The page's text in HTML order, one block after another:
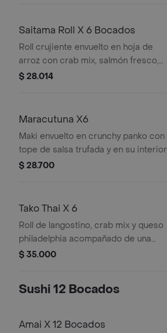
Saitama Roll X 6 Bocados
Roll crujiente envuelto en hoja de
arroz con crab mix, salmón fresco,
plátano maduro y queso philadelphia.
$ 28.014
Maracutuna X6
Maki envuelto en crunchy panko con
tope de salsa trufada y en su interior
espárragos, queso philadelphia,
$ 28.700
Tako Thai X 6
Roll de langostino, crab mix y queso
philadelphia acompañado de una
salsa tropical a base de mayonesa
$ 35.000
Sushi 12 Bocados
Amai X 12 Bocados